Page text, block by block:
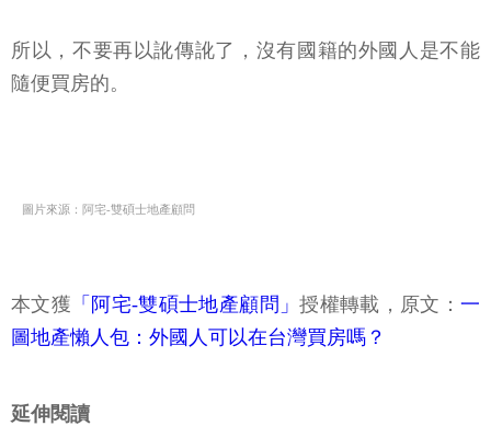
所以，不要再以訛傳訛了，沒有國籍的外國人是不能
隨便買房的。
圖片來源：阿宅-雙碩士地產顧問
本文獲 「阿宅-雙碩士地產顧問」授權轉載，原文：一
圖地產懶人包：外國人可以在台灣買房嗎？
延伸閱讀